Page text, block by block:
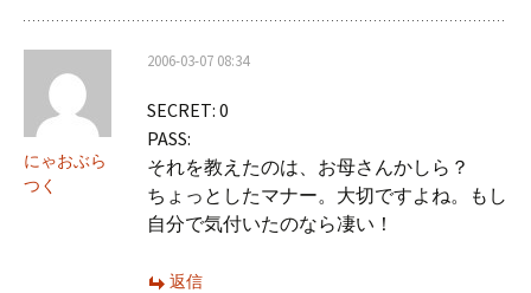
にゃおぶら
つく
2006-03-07 08:34
SECRET: 0
PASS:
それを教えたのは、お母さんかしら？
ちょっとしたマナー。大切ですよね。もし
自分で気付いたのなら凄い！
返信